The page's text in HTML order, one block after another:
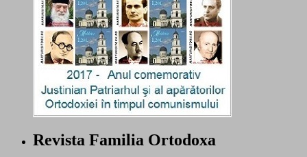
Revista Familia Ortodoxa